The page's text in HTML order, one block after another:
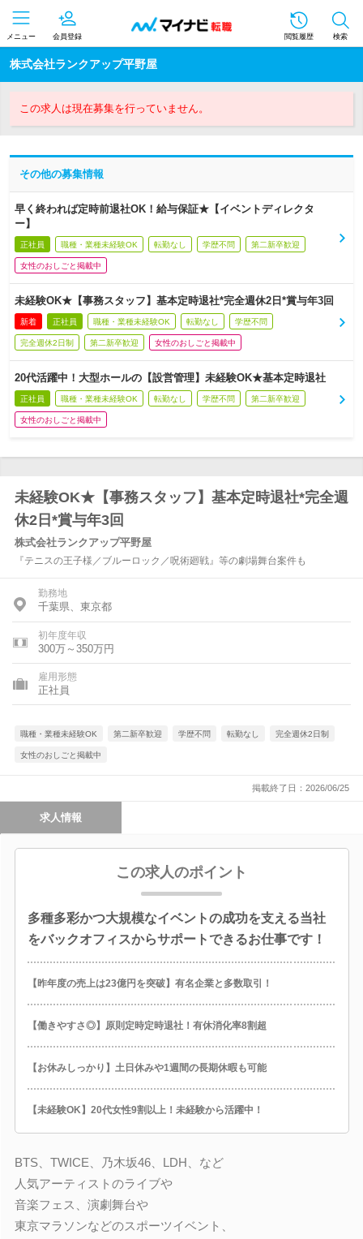
メニュー 会員登録 閲覧履歴 検索
株式会社ランクアップ平野屋
この求人は現在募集を行っていません。
その他の募集情報
早く終われば定時前退社OK！給与保証★【イベントディレクタ
ー】
正社員 職種・業種未経験OK 転勤なし 学歴不問 第二新卒歓迎
女性のおしごと掲載中
未経験OK★【事務スタッフ】基本定時退社*完全週休2日*賞与年3回
新着 正社員 職種・業種未経験OK 転勤なし 学歴不問
完全週休2日制 第二新卒歓迎 女性のおしごと掲載中
20代活躍中！大型ホールの【設営管理】未経験OK★基本定時退社
正社員 職種・業種未経験OK 転勤なし 学歴不問 第二新卒歓迎
女性のおしごと掲載中
未経験OK★【事務スタッフ】基本定時退社*完全週
休2日*賞与年3回
株式会社ランクアップ平野屋
『テニスの王子様／ブルーロック／呪術廻戦』等の劇場舞台案件も
勤務地
千葉県、東京都
初年度年収
300万～350万円
雇用形態
正社員
職種・業種未経験OK 第二新卒歓迎 学歴不問 転勤なし 完全週休2日制
女性のおしごと掲載中
掲載終了日：2026/06/25
求人情報
この求人のポイント
多種多彩かつ大規模なイベントの成功を支える当社
をバックオフィスからサポートできるお仕事です！
【昨年度の売上は23億円を突破】有名企業と多数取引！
【働きやすさ◎】原則定時定時退社！有休消化率8割超
【お休みしっかり】土日休みや1週間の長期休暇も可能
【未経験OK】20代女性9割以上！未経験から活躍中！
BTS、TWICE、乃木坂46、LDH、など
人気アーティストのライブや
音楽フェス、演劇舞台や
東京マラソンなどのスポーツイベント、